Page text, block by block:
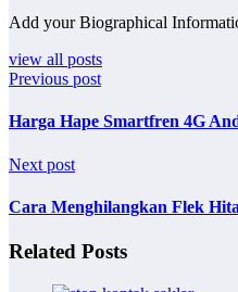
Add your Biographical
view all posts
Previous post
Harga Hape Smartfren 4G
Next post
Cara Menghilangkan Flek
Related Posts